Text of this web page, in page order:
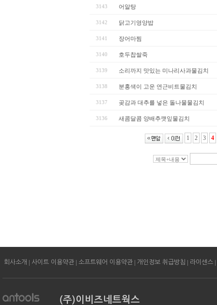
3143 어알탕
3142 닭고기영양밥
3141 장어마찜
3140 호두찹쌀죽
3139 소리까지 맛있는 미나리사과물김치
3138 분홍색이 고운 연근비트물김치
3137 곶감과 대추를 넣은 돌나물물김치
3136 새콤달콤 양배추깻잎물김치
1 2 3 4
회사소개 | 사이트 이용약관 | 소프트웨어 이용약관 | 개인정보 취급방침 | 라이센스 |
(주)이비즈네트웍스